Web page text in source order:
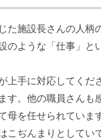
た施設長さんの人
ような「仕事」と
上手に対応してく
。他の職員さんも
母を任せられてい
ぢんまりとして